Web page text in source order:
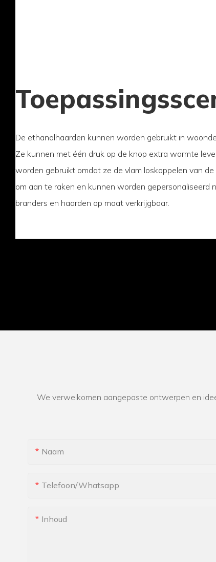
De ethanolhaarden kunnen worden gebruikt in
Ze kunnen met één druk op de knop extra warmte
worden gebruikt omdat ze de vlam loskoppelen van
om aan te raken en kunnen worden gepersonaliseerd
branders en haarden op maat verkrijgbaar.
We verwelkomen aangepaste ontwerpen en
Naam
Telefoon/whatsapp
Inhoud